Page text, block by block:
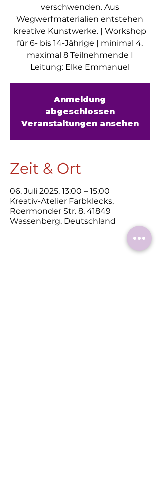
verschwenden. Aus
Wegwerfmaterialien entstehen
kreative Kunstwerke. | Workshop
für 6- bis 14-Jährige | minimal 4,
maximal 8 Teilnehmende I
Leitung: Elke Emmanuel
Anmeldung
abgeschlossen
Veranstaltungen ansehen
Zeit & Ort
06. Juli 2025, 13:00 – 15:00
Kreativ-Atelier Farbklecks,
Roermonder Str. 8, 41849
Wassenberg, Deutschland